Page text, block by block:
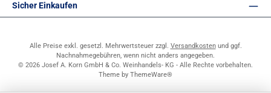
Sicher Einkaufen
Alle Preise exkl. gesetzl. Mehrwertsteuer zzgl. Versandkostenund ggf.
Nachnahmegebühren, wenn nicht anders angegeben.
© 2026 Josef A. Korn GmbH & Co. Weinhandels- KG - Alle Rechte vorbehalten.
Theme by ThemeWare®